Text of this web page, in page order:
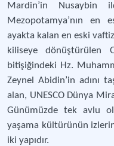
Mardin’in Nusaybin
Mezopotamya’nın en
ayakta kalan en eski
kiliseye dönüştürülen
bitişiğindeki Hz.
Zeynel Abidin’in adını
alan, UNESCO Dünya
Günümüzde tek avlu
yaşama kültürünün
iki yapıdır.